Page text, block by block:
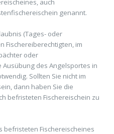
auch
genannt.
(Tages- oder
Fischereiberechtigten, im
oder
des Angelsportes in
Sollten Sie nicht im
dann haben Sie die
befristeten Fischereischein zu
befristeten Fischereischeines